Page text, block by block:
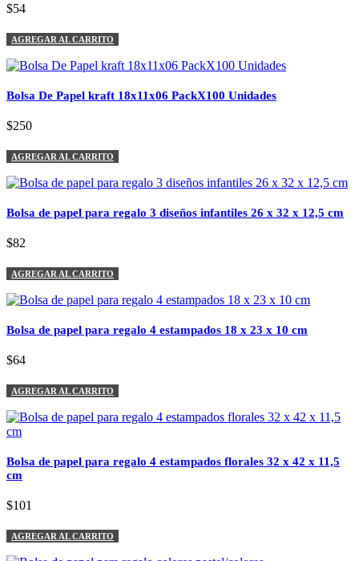
$54
AGREGAR AL CARRITO
Bolsa De Papel kraft 18x11x06 PackX100 Unidades
$250
AGREGAR AL CARRITO
Bolsa de papel para regalo 3 diseños infantiles 26 x 32 x 12,5 cm
$82
AGREGAR AL CARRITO
Bolsa de papel para regalo 4 estampados 18 x 23 x 10 cm
$64
AGREGAR AL CARRITO
Bolsa de papel para regalo 4 estampados florales 32 x 42 x 11,5
cm
$101
AGREGAR AL CARRITO